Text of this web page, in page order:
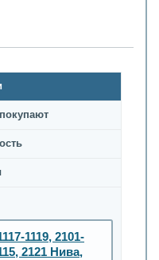
1119, 2101-
2121 Нива,